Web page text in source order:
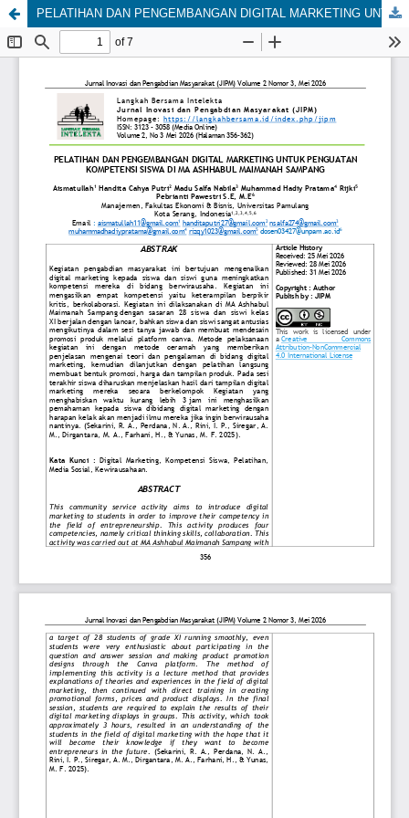
PELATIHAN DAN PENGEMBANGAN DIGITAL MARKETING UNTUK PENGUATAN KOMPETENSI SISWA DI MA ASHHABUL MAIMANAH SAMPANG